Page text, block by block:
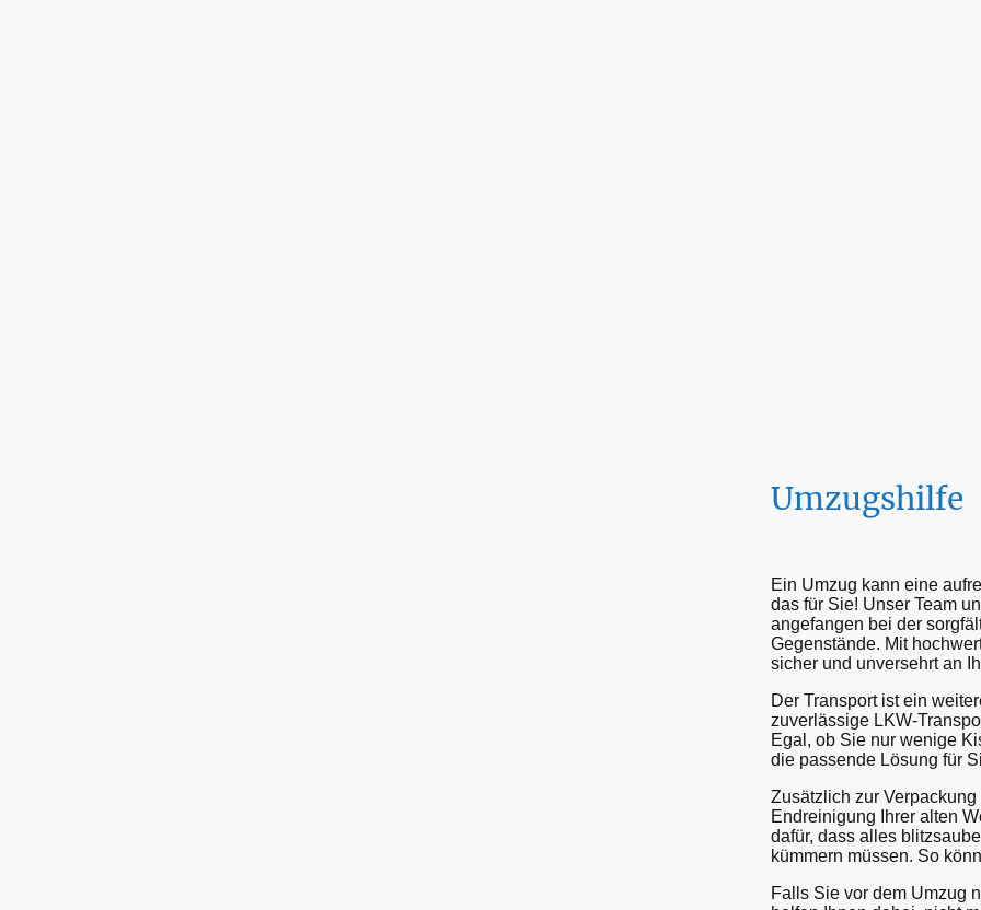
Umzugshilfe
Ein Umzug kann eine
das für Sie! Unser Team
angefangen bei der
Gegenstände. Mit
sicher und unversehrt an
Der Transport ist ein
zuverlässige LKW-
Egal, ob Sie nur wenige
die passende Lösung für
Zusätzlich zur
Endreinigung Ihrer alten
dafür, dass alles
kümmern müssen. So
Falls Sie vor dem Umzug